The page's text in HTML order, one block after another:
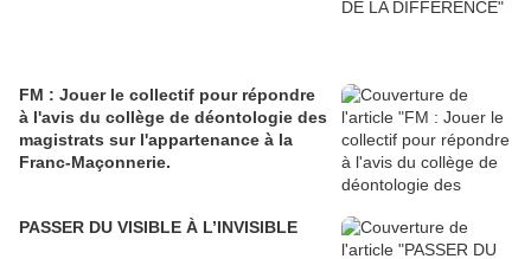
FM : Jouer le collectif pour répondre
à l'avis du collège de déontologie des
magistrats sur l'appartenance à la
Franc-Maçonnerie.
PASSER DU VISIBLE À L’INVISIBLE